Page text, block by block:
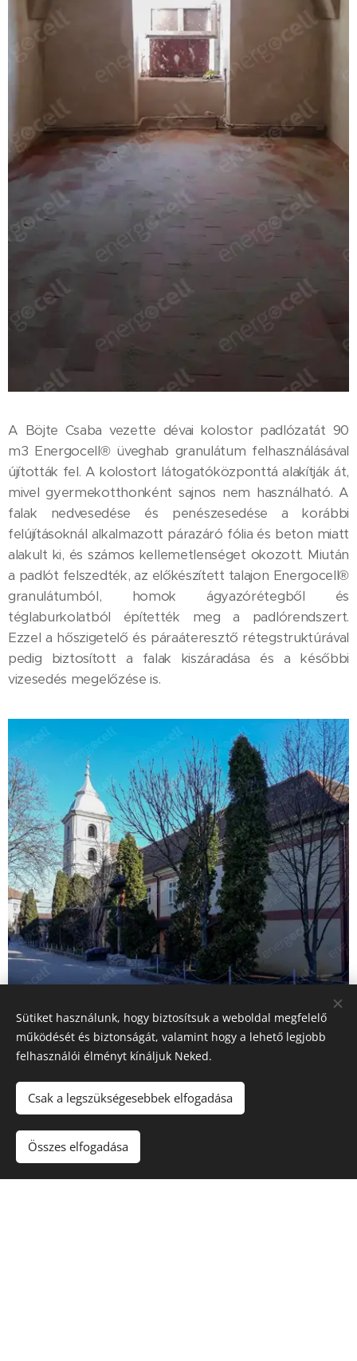
A Böjte Csaba vezette dévai kolostor padlózatát 90
m3 Energocell® üveghab granulátum felhasználásával
újították fel. A kolostort látogatóközponttá alakítják át,
mivel gyermekotthonként sajnos nem használható. A
falak nedvesedése és penészesedése a korábbi
felújításoknál alkalmazott párazáró fólia és beton miatt
alakult ki, és számos kellemetlenséget okozott. Miután
a padlót felszedték, az előkészített talajon Energocell®
granulátumból, homok ágyazórétegből és
téglaburkolatból építették meg a padlórendszert.
Ezzel a hőszigetelő és páraáteresztő rétegstruktúrával
pedig biztosított a falak kiszáradása és a későbbi
vizesedés megelőzése is.
Sütiket használunk, hogy biztosítsuk a weboldal megfelelő
működését és biztonságát, valamint hogy a lehető legjobb
felhasználói élményt kínáljuk Neked.
Csak a legszükségesebbek elfogadása
Összes elfogadása